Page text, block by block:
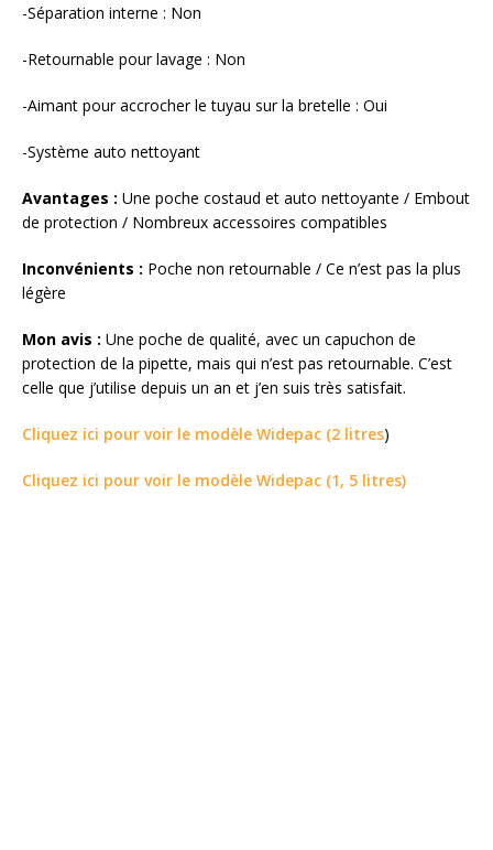
-Séparation interne : Non
-Retournable pour lavage : Non
-Aimant pour accrocher le tuyau sur la bretelle : Oui
-Système auto nettoyant
Avantages : Une poche costaud et auto nettoyante / Embout
de protection / Nombreux accessoires compatibles
Inconvénients : Poche non retournable / Ce n’est pas la plus
légère
Mon avis : Une poche de qualité, avec un capuchon de
protection de la pipette, mais qui n’est pas retournable. C’est
celle que j’utilise depuis un an et j’en suis très satisfait.
Cliquez ici pour voir le modèle Widepac (2 litres)
Cliquez ici pour voir le modèle Widepac (1, 5 litres)